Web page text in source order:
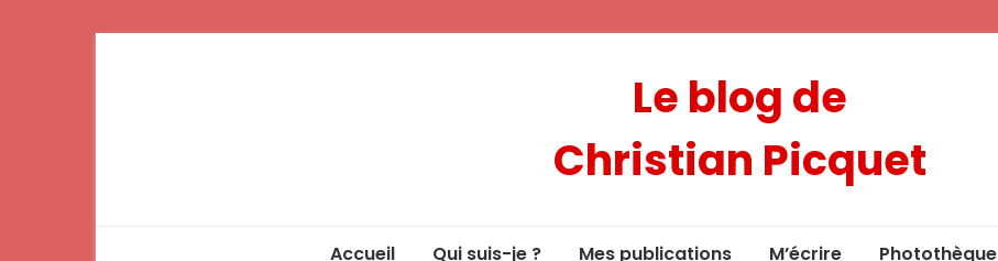
Le blog de
Christian Picquet
Accueil Qui suis-je ? Mes publications M’écrire Photothèque